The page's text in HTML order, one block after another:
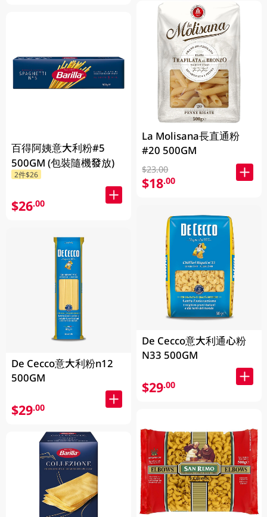
百得阿姨意大利粉#5
500GM (包裝隨機發放)
2件$26
$26.00
De Cecco意大利粉n12
500GM
$29.00
La Molisana長直通粉
#20 500GM
$23.00
$18.00
De Cecco意大利通心粉
N33 500GM
$29.00